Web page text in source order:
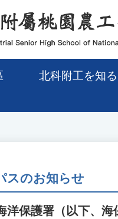
北科附工を知る
スのお知らせ
洋保護署（以下、